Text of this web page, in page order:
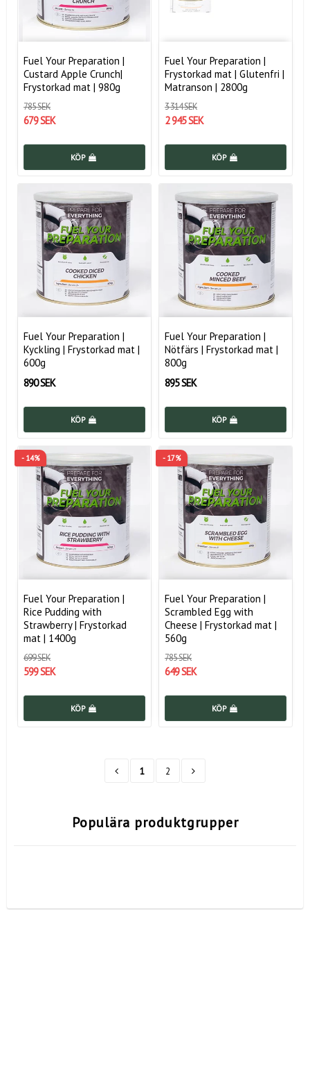
Fuel Your Preparation |
Custard Apple Crunch|
Frystorkad mat | 980g
785 SEK
679 SEK
KÖP
Fuel Your Preparation |
Frystorkad mat | Glutenfri |
Matranson | 2800g
3 314 SEK
2 945 SEK
KÖP
Fuel Your Preparation |
Kyckling | Frystorkad mat |
600g
890 SEK
KÖP
Fuel Your Preparation |
Nötfärs | Frystorkad mat |
800g
895 SEK
KÖP
- 14%
Fuel Your Preparation |
Rice Pudding with
Strawberry | Frystorkad
mat | 1400g
699 SEK
599 SEK
KÖP
- 17%
Fuel Your Preparation |
Scrambled Egg with
Cheese | Frystorkad mat |
560g
785 SEK
649 SEK
KÖP
1 2
Populära produktgrupper